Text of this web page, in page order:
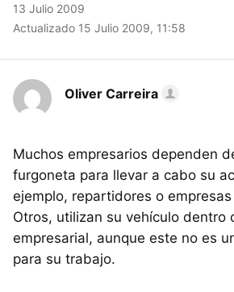
13 Julio 2009
Actualizado 15 Julio 2009, 11:58
Oliver Carreira
Muchos empresarios dependen
furgoneta para llevar a cabo su
ejemplo, repartidores o
Otros, utilizan su vehículo dentro
empresarial, aunque este no es
para su trabajo.